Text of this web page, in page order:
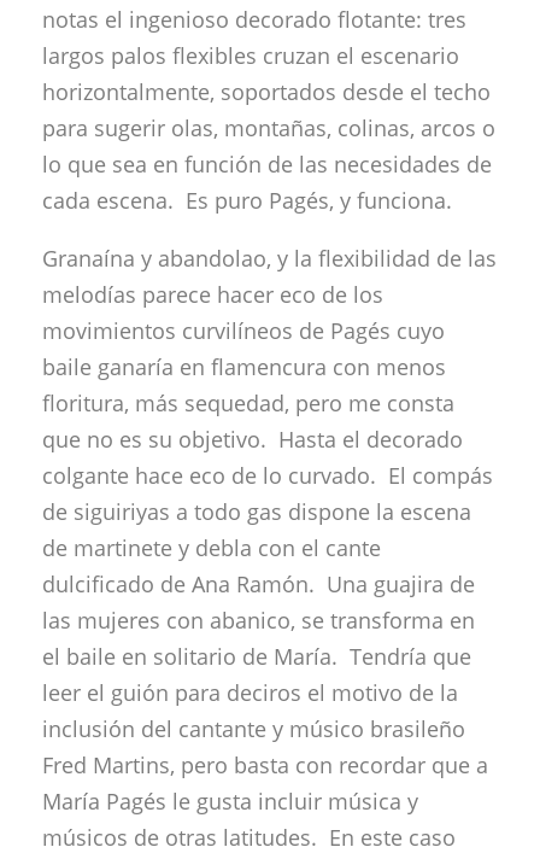
notas el ingenioso decorado flotante: tres
largos palos flexibles cruzan el escenario
horizontalmente, soportados desde el techo
para sugerir olas, montañas, colinas, arcos o
lo que sea en función de las necesidades de
cada escena. Es puro Pagés, y funciona.
Granaína y abandolao, y la flexibilidad de las
melodías parece hacer eco de los
movimientos curvilíneos de Pagés cuyo
baile ganaría en flamencura con menos
floritura, más sequedad, pero me consta
que no es su objetivo. Hasta el decorado
colgante hace eco de lo curvado. El compás
de siguiriyas a todo gas dispone la escena
de martinete y debla con el cante
dulcificado de Ana Ramón. Una guajira de
las mujeres con abanico, se transforma en
el baile en solitario de María. Tendría que
leer el guión para deciros el motivo de la
inclusión del cantante y músico brasileño
Fred Martins, pero basta con recordar que a
María Pagés le gusta incluir música y
músicos de otras latitudes. En este caso